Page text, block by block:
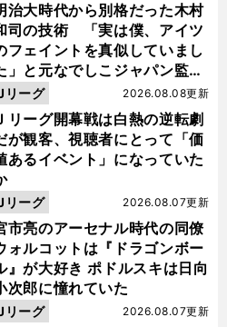
治大時代から別格だった木村
司の技術 「実は僕、アイツ
フェイントを真似していまし
」と元なでしこジャパン監
督・佐々木則夫
リーグ開幕戦は白熱の逆転劇
が観客、視聴者にとって「価
あるイベント」になっていた
2026.08.08更新
リーグ
市亮のアーセナル時代の同僚
ォルコットは『ドラゴンボー
』が大好き ポドルスキは日向
次郎に憧れていた
2026.08.07更新
リーグ
2026.08.07更新
リーグ